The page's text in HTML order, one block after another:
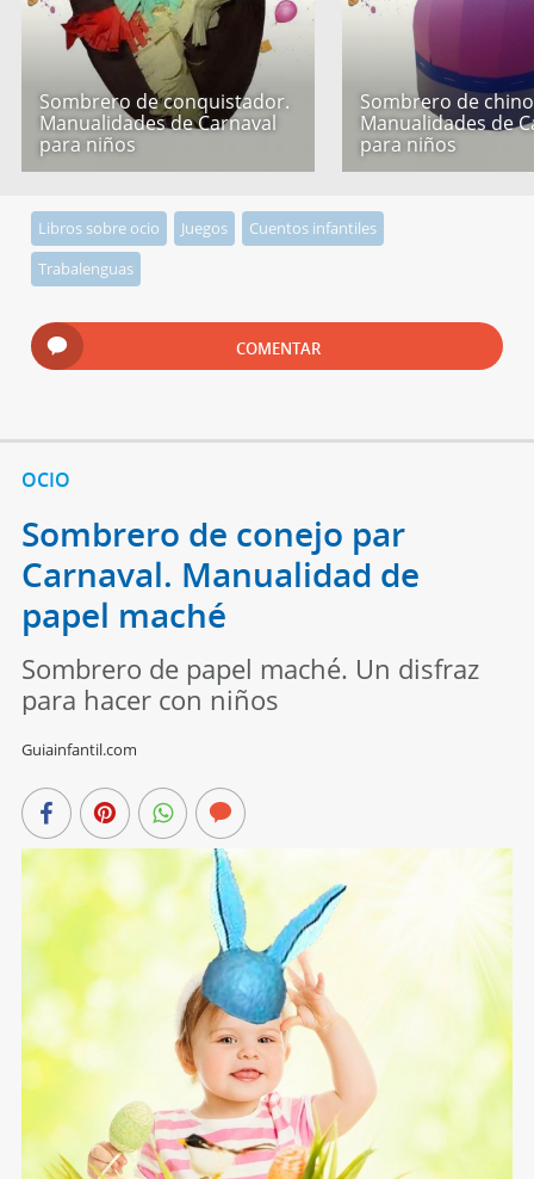
Sombrero de conquistador.
Manualidades de Carnaval
para niños
Sombrero de
Manualidades de
para niños
Libros sobre ocio Juegos
Cuentos infantiles
Trabalenguas
COMENTAR
OCIO
Sombrero de conejo par
Carnaval. Manualidad de
papel maché
Sombrero de papel maché. Un disfraz
para hacer con niños
Guiainfantil.com